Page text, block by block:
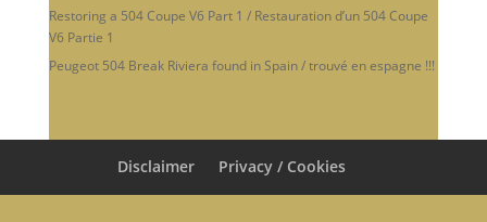
Restoring a 504 Coupe V6 Part 1 / Restauration d’un 504 Coupe
V6 Partie 1
Peugeot 504 Break Riviera found in Spain / trouvé en espagne !!!
Disclaimer Privacy / Cookies